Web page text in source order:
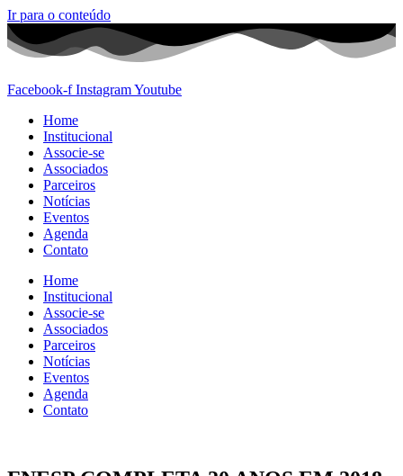
Ir para o conteúdo
Facebook-f InstagramYoutube
Home
Institucional
Associe-se
Associados
Parceiros
Notícias
Eventos
Agenda
Contato
Home
Institucional
Associe-se
Associados
Parceiros
Notícias
Eventos
Agenda
Contato